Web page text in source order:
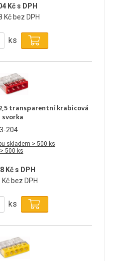
Kč s DPH
Kč bez DPH
ks
transparentní krabicová
svorka
204
skladem > 500 ks
500 ks
Kč s DPH
Kč bez DPH
ks